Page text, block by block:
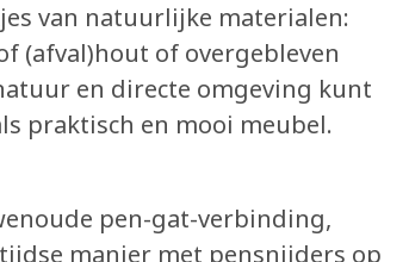
van natuurlijke materialen:
(afval)hout of overgebleven
en directe omgeving kunt
praktisch en mooi meubel.
pen-gat-verbinding,
manier met pensnijders op